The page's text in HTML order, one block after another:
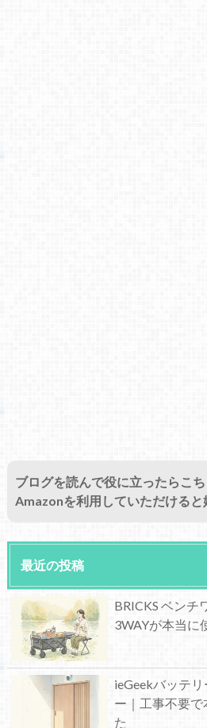
ブログを読んで役に立ったらこ
Amazonを利用していただけると
最近の投稿
BRICKS ベンチ
3WAYが本当に
ieGeekバッテ
ー｜工事不要
た